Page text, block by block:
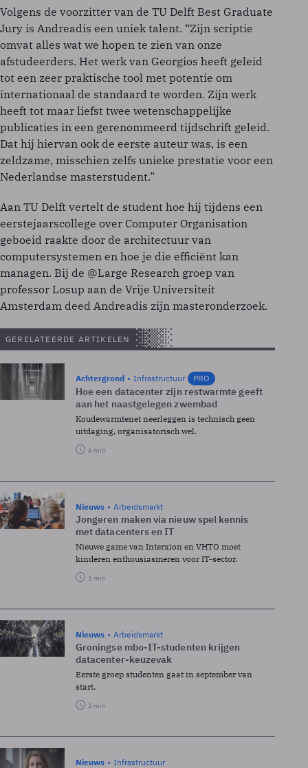
Volgens de voorzitter van de TU Delft Best Graduate
Jury is Andreadis een uniek talent. “Zijn scriptie
omvat alles wat we hopen te zien van onze
afstudeerders. Het werk van Georgios heeft geleid
tot een zeer praktische tool met potentie om
internationaal de standaard te worden. Zijn werk
heeft tot maar liefst twee wetenschappelijke
publicaties in een gerenommeerd tijdschrift geleid.
Dat hij hiervan ook de eerste auteur was, is een
zeldzame, misschien zelfs unieke prestatie voor een
Nederlandse masterstudent.”
Aan TU Delft vertelt de student hoe hij tijdens een
eerstejaarscollege over Computer Organisation
geboeid raakte door de architectuur van
computersystemen en hoe je die efficiënt kan
managen. Bij de @Large Research groep van
professor Losup aan de Vrije Universiteit
Amsterdam deed Andreadis zijn masteronderzoek.
GERELATEERDE ARTIKELEN
Achtergrond Infrastructuur PRO
Hoe een datacenter zijn restwarmte geeft
aan het naastgelegen zwembad
Koudewarmtenet neerleggen is technisch geen
uitdaging, organisatorisch wel.
6 min
Nieuws Arbeidsmarkt
Jongeren maken via nieuw spel kennis
met datacenters en IT
Nieuwe game van Interxion en VHTO moet
kinderen enthousiasmeren voor IT-sector.
1 min
Nieuws Arbeidsmarkt
Groningse mbo-IT-studenten krijgen
datacenter-keuzevak
Eerste groep studenten gaat in september van
start.
2 min
Nieuws Infrastructuur